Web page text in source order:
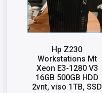
Hp Z230
Workstations Mt
Xeon E3-1280 V3
16GB 500GB HDD
2vnt, viso 1TB, SSD